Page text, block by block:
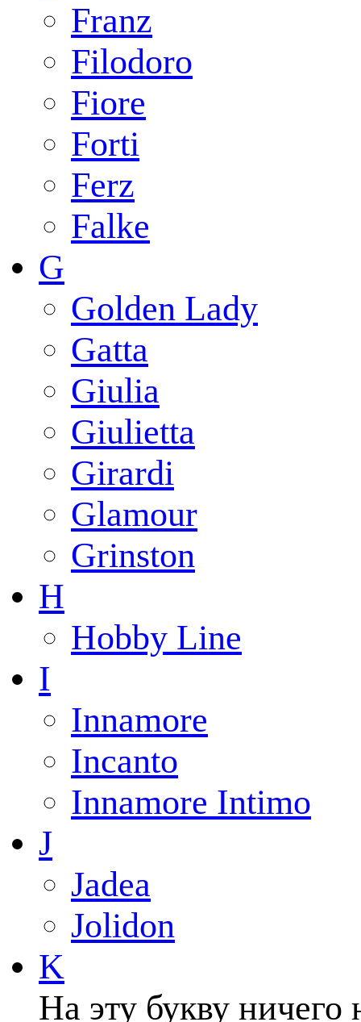
Franz
Filodoro
Fiore
Forti
Ferz
Falke
G
Golden Lady
Gatta
Giulia
Giulietta
Girardi
Glamour
Grinston
H
Hobby Line
I
Innamore
Incanto
Innamore Intimo
J
Jadea
Jolidon
K
На эту букву ничего